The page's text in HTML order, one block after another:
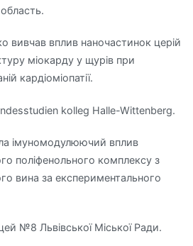
вивчав вплив наночастинок церій
міокарду у щурів при
кардіоміопатії.
kolleg Halle-Wittenberg.
імуномодулюючий вплив
поліфенольного комплексу з
вина за експериментального
№8 Львівської Міської Ради.